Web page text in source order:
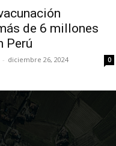
de 6 millones
Perú
- diciembre 26, 2024 0